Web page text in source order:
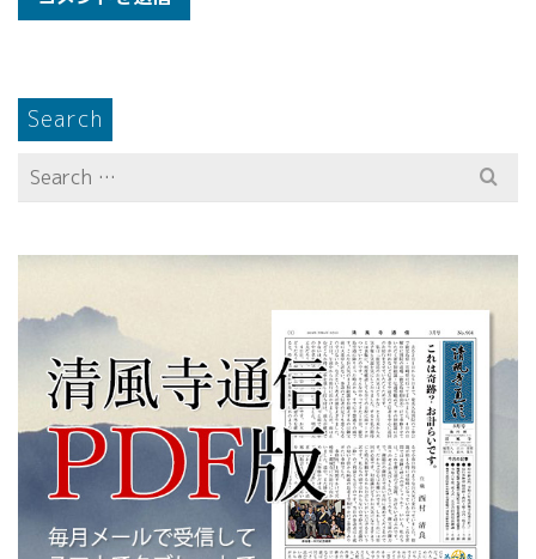
Search
Search
for: